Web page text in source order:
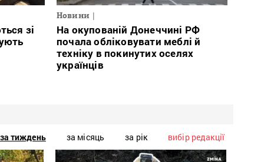
зі
Новини
На окупованій Донеччині РФ
почала обліковувати меблі й
техніку в покинутих оселях
українців
за тиждень за місяць за рік вибір редакції